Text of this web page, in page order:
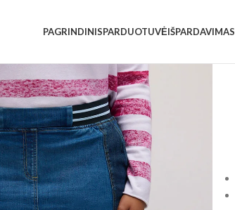
PAGRINDINISPARDUOTUVĖIŠPARDAVIMAS